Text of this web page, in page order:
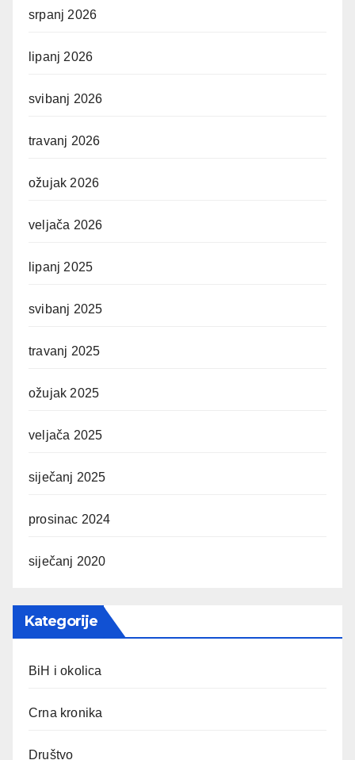
srpanj 2026
lipanj 2026
svibanj 2026
travanj 2026
ožujak 2026
veljača 2026
lipanj 2025
svibanj 2025
travanj 2025
ožujak 2025
veljača 2025
siječanj 2025
prosinac 2024
siječanj 2020
Kategorije
BiH i okolica
Crna kronika
Društvo